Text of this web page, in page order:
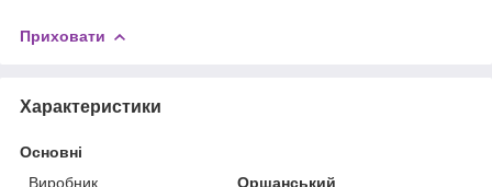
Приховати
Характеристики
Основні
Виробник
Оршанський